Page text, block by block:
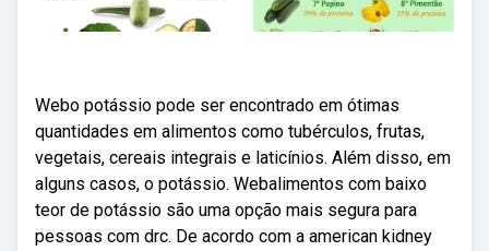
Webo potássio pode ser encontrado em ótimas
quantidades em alimentos como tubérculos, frutas,
vegetais, cereais integrais e laticínios. Além disso, em
alguns casos, o potássio. Webalimentos com baixo
teor de potássio são uma opção mais segura para
pessoas com drc. De acordo com a american kidney